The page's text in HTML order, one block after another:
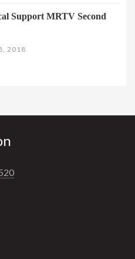
Support MRTV Second
2018